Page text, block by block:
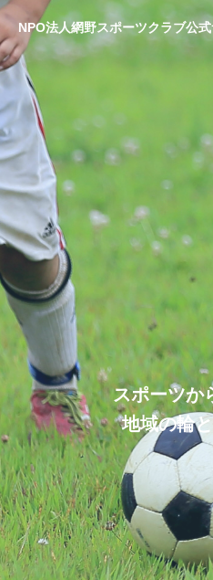
NPO法人網野スポーツクラブ公
スポーツか
地域の輪